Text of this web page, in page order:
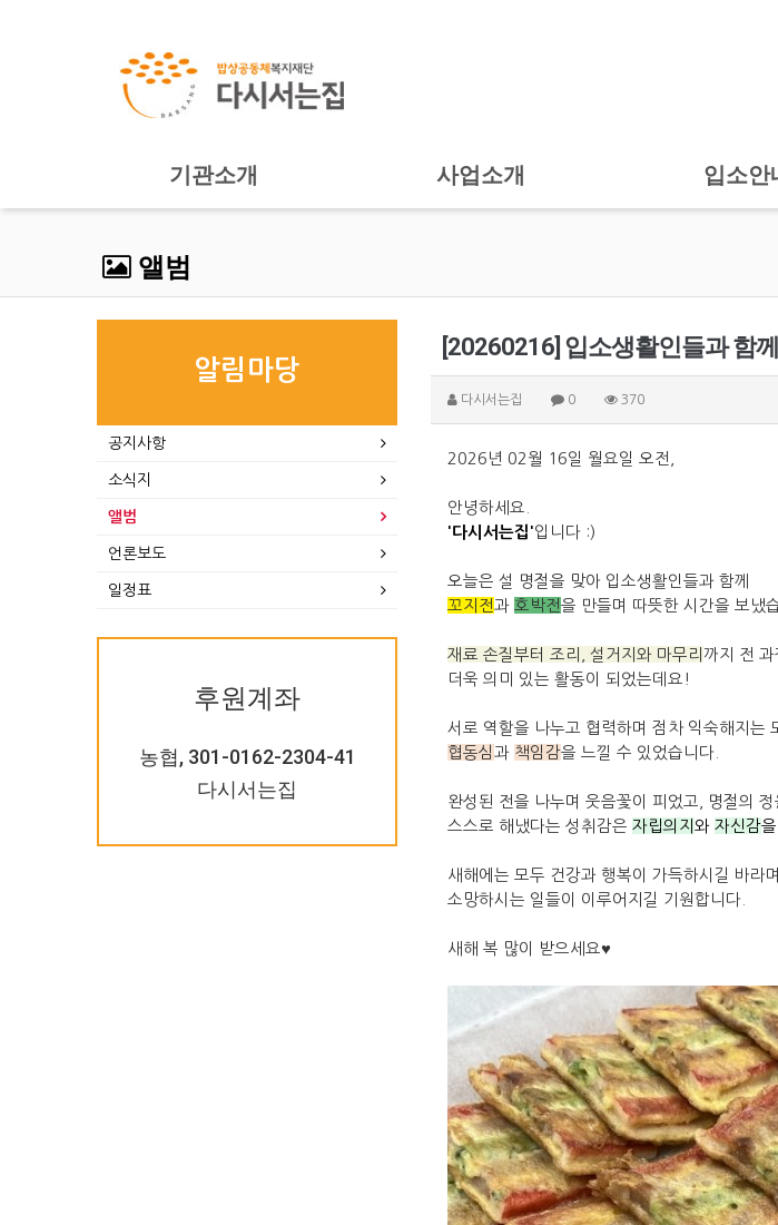
기관소개 사업소개 입소안
앨범
[20260216] 입소생활인들과 함
다시서는집 0 370
2026년 02월 16일 월요일 오전,
안녕하세요.
'다시서는집'입니다 :)
오늘은 설 명절을 맞아 입소생활인들과 함께
꼬지전과 호박전을 만들며 따뜻한 시간을 보냈
재료 손질부터 조리, 설거지와 마무리 까지 전 과
더욱 의미 있는 활동이 되었는데요!
서로 역할을 나누고 협력하며 점차 익숙해지는
협동심 과 책임감을 느낄 수 있었습니다.
완성된 전을 나누며 웃음꽃이 피었고, 명절의
스스로 해냈다는 성취감은 자립의지 와 자신감을
새해에는 모두 건강과 행복이 가득하시길 바라
소망하시는 일들이 이루어지길 기원합니다.
새해 복 많이 받으세요♥
알림마당
공지사항
소식지
앨범
언론보도
일정표
후원계좌
농협, 301-0162-2304-41
다시서는집